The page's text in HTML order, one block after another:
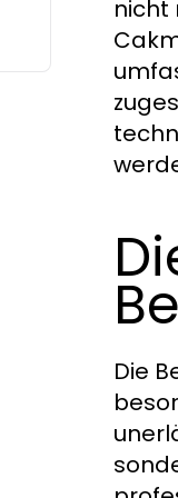
nicht
Die